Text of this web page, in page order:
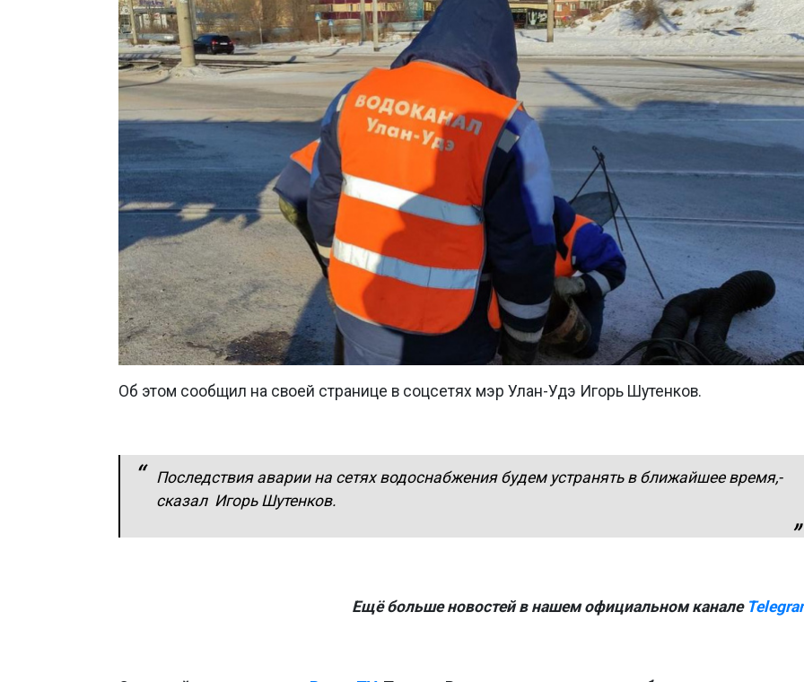
Об этом сообщил на своей странице в соцсетях мэр Улан-Удэ Игорь Шутенков.
Последствия аварии на сетях водоснабжения будем устранять в ближайшее время,-
сказал Игорь Шутенков.
Ещё больше новостей в нашем официальном канале